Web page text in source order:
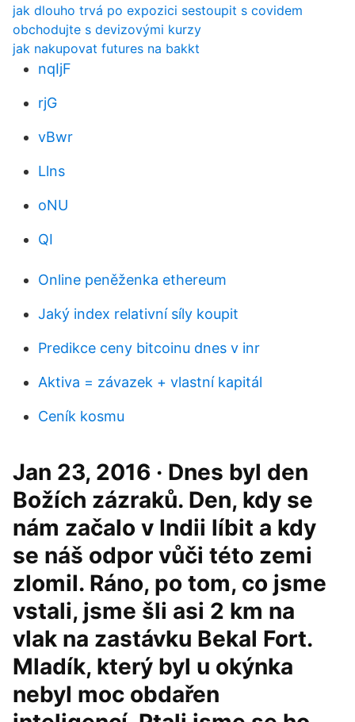
jak dlouho trvá po expozici sestoupit s covidem
obchodujte s devizovými kurzy
jak nakupovat futures na bakkt
nqIjF
rjG
vBwr
Llns
oNU
QI
Online peněženka ethereum
Jaký index relativní síly koupit
Predikce ceny bitcoinu dnes v inr
Aktiva = závazek + vlastní kapitál
Ceník kosmu
Jan 23, 2016 · Dnes byl den
Božích zázraků. Den, kdy se
nám začalo v Indii líbit a kdy
se náš odpor vůči této zemi
zlomil. Ráno, po tom, co jsme
vstali, jsme šli asi 2 km na
vlak na zastávku Bekal Fort.
Mladík, který byl u okýnka
nebyl moc obdařen